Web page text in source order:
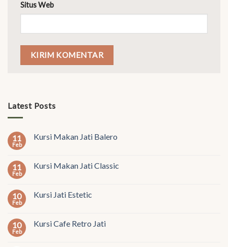
Situs Web
Latest Posts
11
Feb
Kursi Makan Jati Balero
11
Feb
Kursi Makan Jati Classic
10
Feb
Kursi Jati Estetic
10
Feb
Kursi Cafe Retro Jati